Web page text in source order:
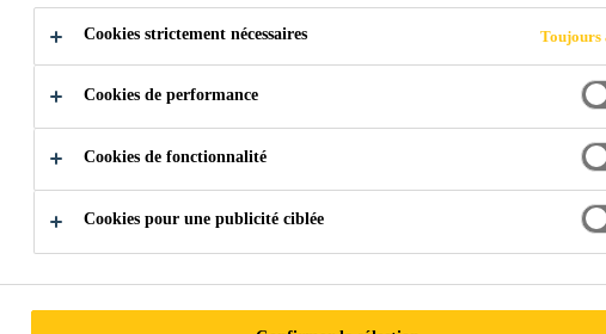
conçue pour les plinthes à gorge et les applications
mélangé avec les granulats Sikafloor® Aggregate
verticales à une épaisseur allant jusqu'à 6 mm (1/4 po).
Spécialement conçu pour l'application à la truelle
Polyvalent, peut s'utiliser avec d'autres systèmes
Cookies strictement nécessaires Toujours
Cookies de performance
Cookies de fonctionnalité
Cookies pour une publicité ciblée